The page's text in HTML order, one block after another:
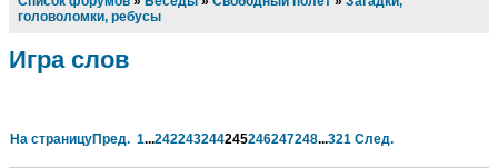
головоломки, ребусы
Игра слов
На страницуПред. 1...242243244245246247248...321 След.